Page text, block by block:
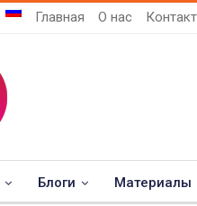
Главная О нас
Блоги Материалы